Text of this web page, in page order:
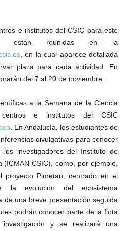
e institutos del CSIC para este
están reunidas en la
, en la cual aparece detallada
plaza para cada actividad. En
del 7 al 20 de noviembre.
a la Semana de la Ciencia
e institutos del CSIC
. En Andalucía, los estudiantes de
divulgativas para conocer
investigadores del Instituto de
CSIC), como, por ejemplo,
Pimetan, centrado en el
la evolución del ecosistema
de una breve presentación seguida
podrán conocer parte de la flota
y se realizará una